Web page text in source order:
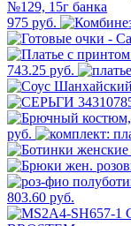
975 руб.
743.25 руб.
руб.
803.60 руб.